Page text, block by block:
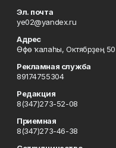
Эл. почта
ye02@yandex.ru
Адрес
Өфө ҡалаһы, Октябрҙең
Рекламная служба
89174755304
Редакция
8(347)273-52-08
Приемная
8(347)273-46-38